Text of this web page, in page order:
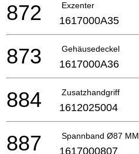
Exzenter
872 1617000A35
Gehäusedeckel
873 1617000A36
Zusatzhandgriff
884 1612025004
Spannband Ø87 MM
887 1617000807